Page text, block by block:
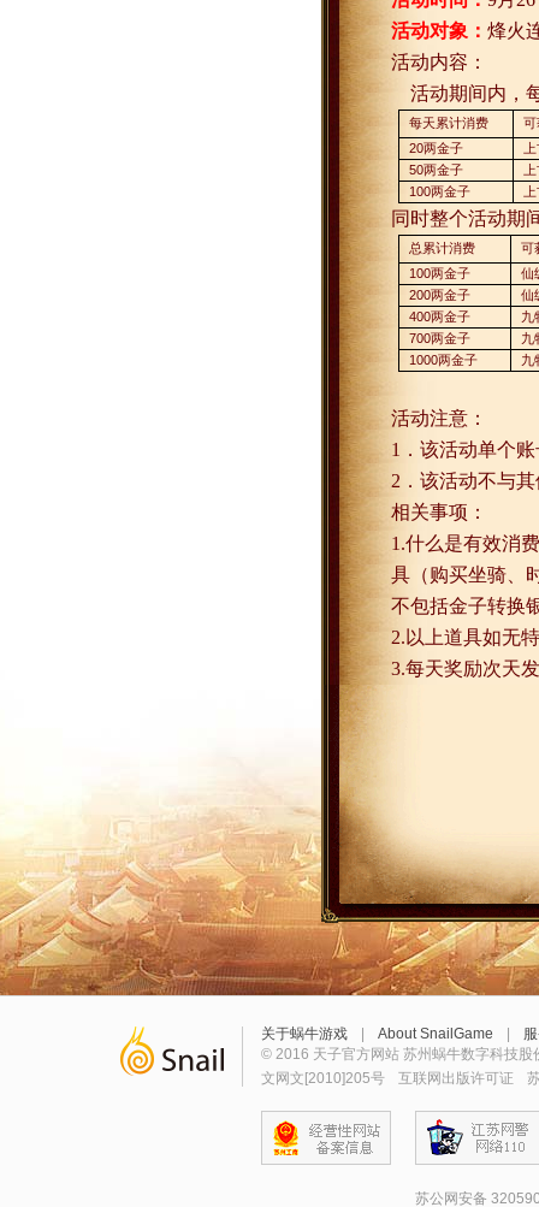
活动对象： 烽火
活动内容：
活动期间内，
每天累计消费 可
20两金子
50两金子
100两金子
同时整个活动期
总累计消费 可
100两金子 仙
200两金子 仙
400两金子 九
700两金子 九
1000两金子 九
活动注意：
1 ．该活动单个
2 ．该活动不与
相关事项：
1.什么是有效消
具（购买坐骑、
不包括金子转换
2. 以上道具如无
3.每天奖励次天
关于蜗牛游戏 About SnailGame
© 2016 天子官方网站 苏州蜗牛数字科技
文网文[2010]205号
互联网出版许可证
苏公网安备